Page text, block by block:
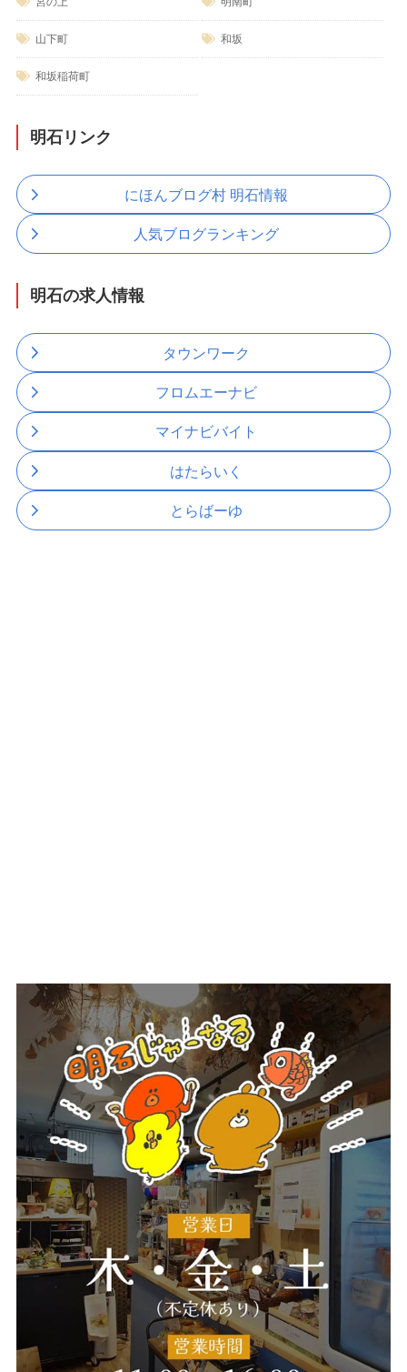
山下町 和坂
和坂稲荷町
明石リンク
にほんブログ村 明石情報
人気ブログランキング
明石の求人情報
タウンワーク
フロムエーナビ
マイナビバイト
はたらいく
とらばーゆ